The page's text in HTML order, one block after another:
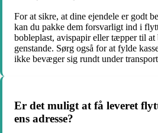
For at sikre, at dine ejendele er godt
kan du pakke dem forsvarligt ind i
bobleplast, avispapir eller tæpper til at
genstande. Sørg også for at fylde
ikke bevæger sig rundt under
Er det muligt at få leveret
ens adresse?